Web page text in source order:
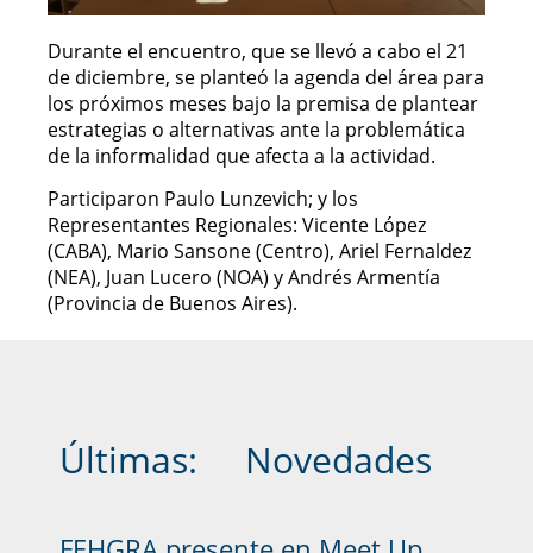
Durante el encuentro, que se llevó a cabo el 21
de diciembre, se planteó la agenda del área para
los próximos meses bajo la premisa de plantear
estrategias o alternativas ante la problemática
de la informalidad que afecta a la actividad.
Participaron Paulo Lunzevich; y los
Representantes Regionales: Vicente López
(CABA), Mario Sansone (Centro), Ariel Fernaldez
(NEA), Juan Lucero (NOA) y Andrés Armentía
(Provincia de Buenos Aires).
Últimas: Novedades